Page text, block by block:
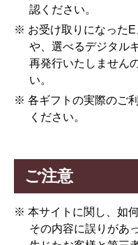
認ください。
※ お受け取りになった
や、選べるデジタル
再発行いたしません
い。
※ 各ギフトの実際のご
ください。
ご注意
※ 本サイトに関し、如
その内容に誤りがあ